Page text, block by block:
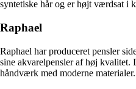
syntetiske hår og er højt værdsat i
Raphael
Raphael har produceret pensler
sine akvarelpensler af høj kvalitet.
håndværk med moderne materialer.